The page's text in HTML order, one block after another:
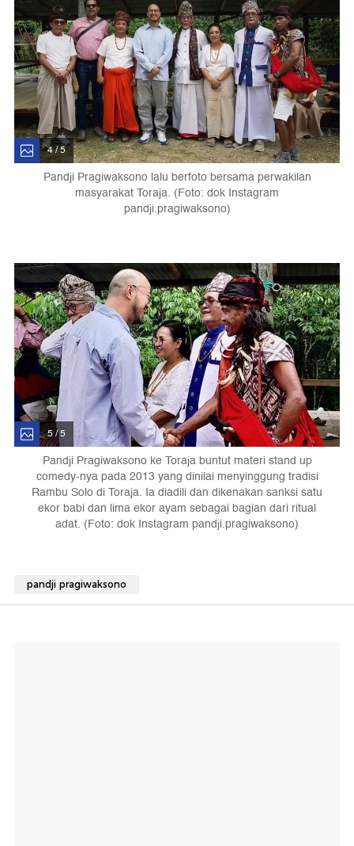
4 / 5
Pandji Pragiwaksono lalu berfoto bersama perwakilan
masyarakat Toraja. (Foto: dok Instagram
pandji.pragiwaksono)
5 / 5
Pandji Pragiwaksono ke Toraja buntut materi stand up
comedy-nya pada 2013 yang dinilai menyinggung tradisi
Rambu Solo di Toraja. Ia diadili dan dikenakan sanksi satu
ekor babi dan lima ekor ayam sebagai bagian dari ritual
adat. (Foto: dok Instagram pandji.pragiwaksono)
pandji pragiwaksono